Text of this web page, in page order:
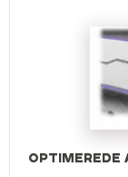
OPTIMEREDE